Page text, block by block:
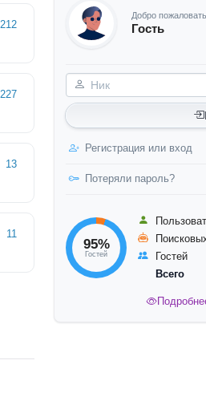
212
227
13
11
Добро пожаловать,
Гость
Ник
Регистрация или вход
Потеряли пароль?
95%
Гостей
Гостей
Всего